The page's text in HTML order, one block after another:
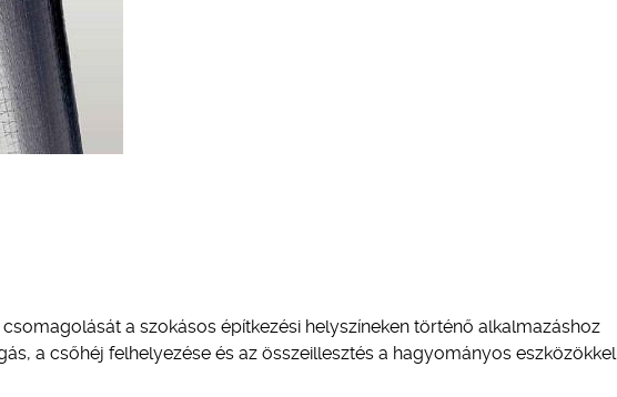
a szokásos építkezési helyszíneken történő alkalmazáshoz
a csőhéj felhelyezése és az összeillesztés a hagyományos eszközökkel